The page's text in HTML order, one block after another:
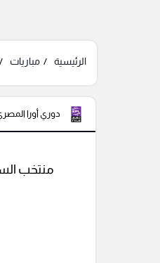
الرئيسية مباريات
دوري أورا
منتخب